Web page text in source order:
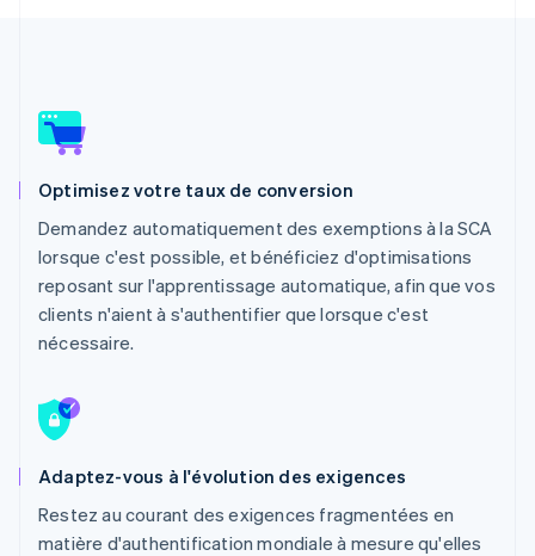
Optimisez votre taux de conversion
Demandez automatiquement des exemptions à la SCA
lorsque c'est possible, et bénéficiez d'optimisations
reposant sur l'apprentissage automatique, afin que vos
clients n'aient à s'authentifier que lorsque c'est
nécessaire.
Adaptez-vous à l'évolution des exigences
Restez au courant des exigences fragmentées en
matière d'authentification mondiale à mesure qu'elles